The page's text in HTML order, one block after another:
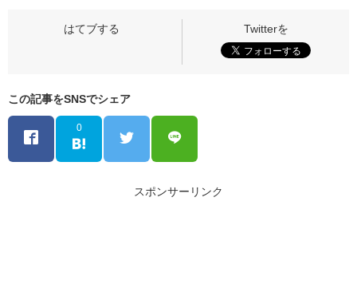
この記事をSNSでシェア
0
スポンサーリンク